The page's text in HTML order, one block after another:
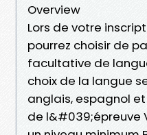
Overview
Lors de votre
pourrez choisir de
facultative de
choix de la langue
anglais, espagnol
de l&#039;épreuve